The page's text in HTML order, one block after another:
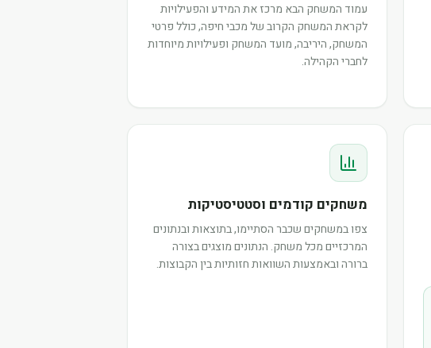
עמוד המשחק הבא מרכז את המידע והפעילויות
לקראת המשחק הקרוב של מכבי חיפה, כולל פרטי
המשחק, היריבה, מועד המשחק ופעילויות מיוחדות
לחברי הקהילה.
משחקים קודמים וסטטיסטיקות
צפו במשחקים שכבר הסתיימו, בתוצאות ובנתונים
המרכזיים מכל משחק. הנתונים מוצגים בצורה
ברורה ובאמצעות השוואות חזותיות בין הקבוצות.